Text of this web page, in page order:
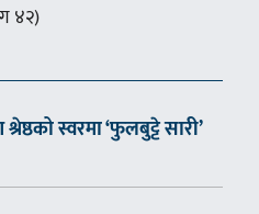
४२)
स्वरमा ‘फुलबुट्टे सारी’